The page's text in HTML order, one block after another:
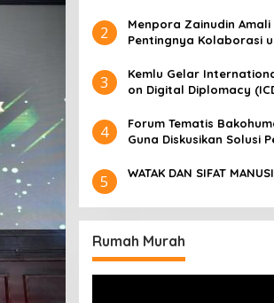
2
​Menpora Zainudin Amali
Pentingnya Kolaborasi
3
​Kemlu Gelar
on Digital Diplomacy
4
Forum Tematis
Guna Diskusikan Solusi
Masing
5 WATAK DAN SIFAT
Rumah Murah